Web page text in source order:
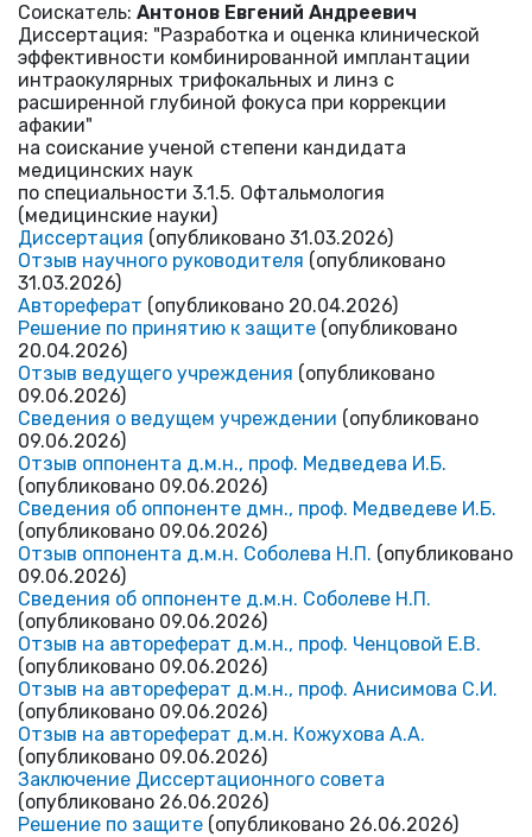
Соискатель: Антонов Евгений Андреевич
Диссертация: "Разработка и оценка клинической
эффективности комбинированной имплантации
интраокулярных трифокальных и линз с
расширенной глубиной фокуса при коррекции
афакии"
на соискание ученой степени кандидата
медицинских наук
по специальности 3.1.5. Офтальмология
(медицинские науки)
Диссертация (опубликовано 31.03.2026)
Отзыв научного руководителя (опубликовано
31.03.2026)
Автореферат (опубликовано 20.04.2026)
Решение по принятию к защите (опубликовано
20.04.2026)
Отзыв ведущего учреждения (опубликовано
09.06.2026)
Сведения о ведущем учреждении (опубликовано
09.06.2026)
Отзыв оппонента д.м.н., проф. Медведева И.Б.
(опубликовано 09.06.2026)
Сведения об оппоненте дмн., проф. Медведеве И.Б.
(опубликовано 09.06.2026)
Отзыв оппонента д.м.н. Соболева Н.П. (опубликовано
09.06.2026)
Сведения об оппоненте д.м.н. Соболеве Н.П.
(опубликовано 09.06.2026)
Отзыв на автореферат д.м.н., проф. Ченцовой Е.В.
(опубликовано 09.06.2026)
Отзыв на автореферат д.м.н., проф. Анисимова С.И.
(опубликовано 09.06.2026)
Отзыв на автореферат д.м.н. Кожухова А.А.
(опубликовано 09.06.2026)
Заключение Диссертационного совета
(опубликовано 26.06.2026)
Решение по защите (опубликовано 26.06.2026)